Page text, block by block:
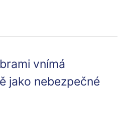
vnímá
jako nebezpečné